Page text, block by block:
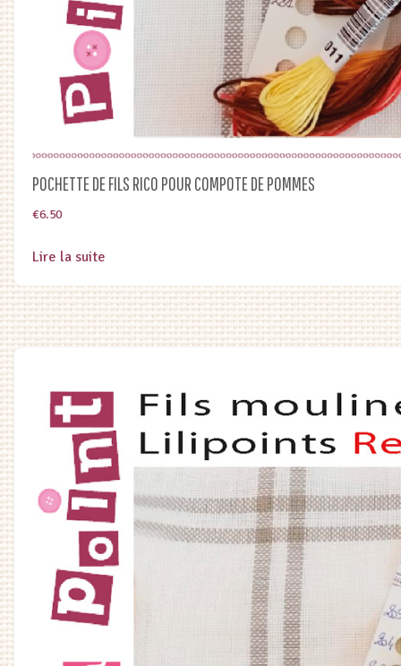
POCHETTE DE FILS RICO POUR COMPOTE DE POMMES
€6.50
Lire la suite